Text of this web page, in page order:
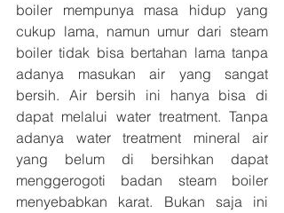
boiler mempunya masa hidup yang
cukup lama, namun umur dari steam
boiler tidak bisa bertahan lama tanpa
adanya masukan air yang sangat
bersih. Air bersih ini hanya bisa di
dapat melalui water treatment. Tanpa
adanya water treatment mineral air
yang belum di bersihkan dapat
menggerogoti badan steam boiler
menyebabkan karat. Bukan saja ini